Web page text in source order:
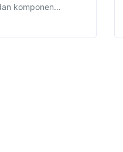
komponen…